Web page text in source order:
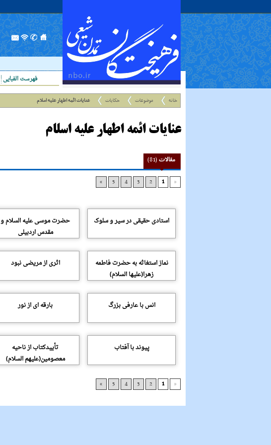
فهرست الفبایی
خانه موضوعات حکایات عنایات ائمه اطهار علیه اسلام
عنایات ائمه اطهار علیه اسلام
مقالات(81)
«
1
2
3
4
5
»
استادى حقیقى در سیر و سلوک
حضرت موسى علیه السلام و
مقدس اردبیلى
نماز استغاثه به حضرت فاطمه
زهرا(علیها السلام)
اثرى از مریضى نبود
انس با عارفى بزرگ بارقه اى از نور
پیوند با آفتاب
تأییدکتاب از ناحیه
معصومین(علیهم السلام)
«
1
2
3
4
5
»